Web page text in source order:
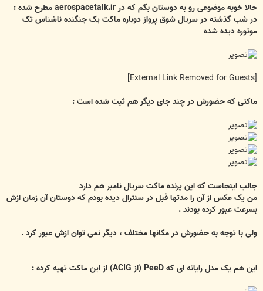
حالا خوبه موضوعی رو به دوستان بگم که در aerospacetalk.ir مطرح شده :
در شب گذشته در سریال شوق پرواز دوباره ماکت یک جنگنده ناشناس تک
موتوره دیده شده
ماکتی که حضورش در چند جای دیگر هم ثبت شده است :
جالب اینجاست که این پرنده ماکت سریال نامبر هم دارد
من یک عکس از آن را مدتها قبل در سنترال دیده بودم که دوستان آن زمان ازش
بسرعت عبور کرده بودند .
ولی با توجه به حضورش در مکانها مختلف ، دیگر نمی توان ازش عبور کرد .
این هم یک مدل رایانه ای که PeeD (از ACIG) از این ماکت تهیه کرده :